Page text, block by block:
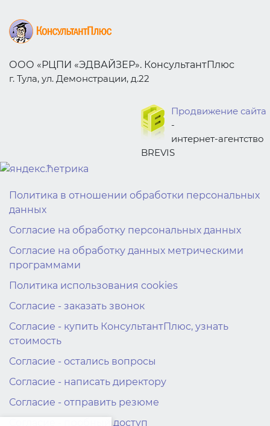
ООО «РЦПИ «ЭДВАЙЗЕР». КонсультантПлюс
г. Тула, ул. Демонстрации, д.22
Продвижение сайта
-
интернет-агентство
BREVIS
bewin999 bewin999
bewin999 bewin999
Политика в отношении обработки персональных
данных
Согласие на обработку персональных данных
Согласие на обработку данных метрическими
программами
Политика использования cookies
Согласие - заказать звонок
Согласие - купить КонсультантПлюс, узнать
стоимость
Согласие - остались вопросы
Согласие - написать директору
Согласие - отправить резюме
Согласие - пробный доступ